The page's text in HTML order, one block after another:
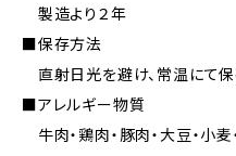
製造より２年
■保存方法
直射日光を避け、常温にて保
■アレルギー物質
牛肉・鶏肉・豚肉・大豆・小麦